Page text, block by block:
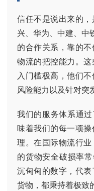
信任不是说出来的
兴、华为、中建、中
的合作关系，靠的
物流的把控能力。
入门槛极高，他们
风险能力以及针对突
我们的服务体系通
味着我们的每一项
理。在国际物流行
的货物安全破损率
沉甸甸的数字，代
货物，都秉持着极致